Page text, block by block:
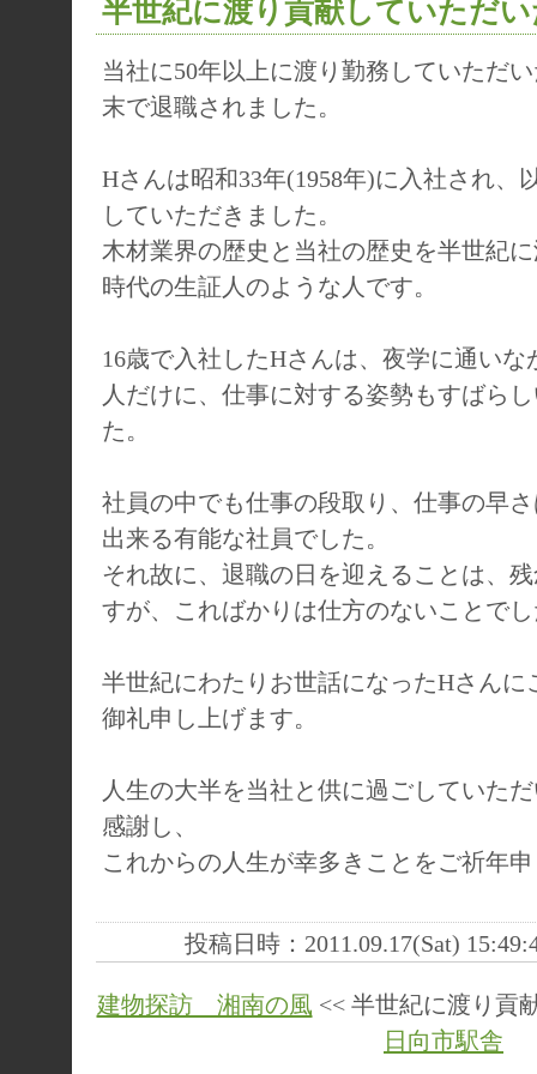
半世紀に渡り貢献していただ
当社に50年以上に渡り勤務していただ
末で退職されました。
Hさんは昭和33年(1958年)に入社され、
していただきました。
木材業界の歴史と当社の歴史を半世紀
時代の生証人のような人です。
16歳で入社したHさんは、夜学に通い
人だけに、仕事に対する姿勢もすばら
た。
社員の中でも仕事の段取り、仕事の早
出来る有能な社員でした。
それ故に、退職の日を迎えることは、
すが、こればかりは仕方のないことで
半世紀にわたりお世話になったHさんに
御礼申し上げます。
人生の大半を当社と供に過ごしていた
感謝し、
これからの人生が幸多きことをご祈年
投稿日時：2011.09.17(Sat)
建物探訪 湘南の風 << 半世紀に渡り貢
日向市駅舎